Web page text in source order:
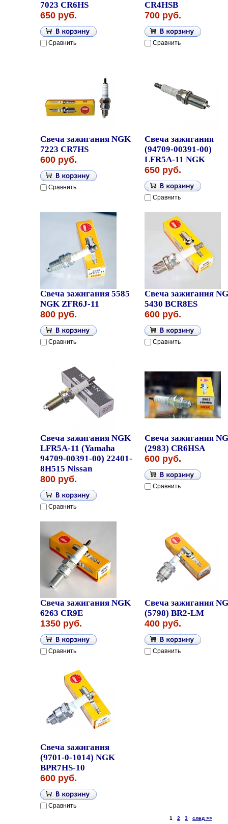
7023 CR6HS
650 руб.
Сравнить
CR4HSB
700 руб.
Сравнить
Свеча зажигания NGK
7223 CR7HS
600 руб.
Сравнить
Свеча зажигания
(94709-00391-00)
LFR5A-11 NGK
650 руб.
Сравнить
Свеча зажигания 5585
NGK ZFR6J-11
800 руб.
Сравнить
Свеча зажигания
5430 BCR8ES
600 руб.
Сравнить
Свеча зажигания NGK
LFR5A-11 (Yamaha
94709-00391-00) 22401-
8H515 Nissan
800 руб.
Сравнить
Свеча зажигания
(2983) CR6HSA
600 руб.
Сравнить
Свеча зажигания NGK
6263 CR9E
1350 руб.
Сравнить
Свеча зажигания
(5798) BR2-LM
400 руб.
Сравнить
Свеча зажигания
(9701-0-1014) NGK
BPR7HS-10
600 руб.
Сравнить
1 2 3 след >>